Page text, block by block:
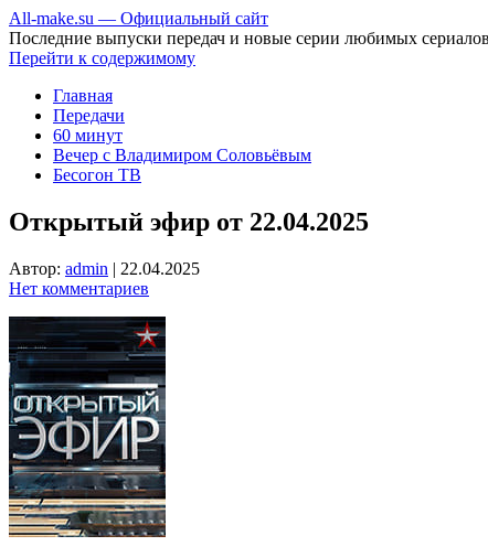
All-make.su — Официальный сайт
Последние выпуски передач и новые серии любимых
Перейти к содержимому
Главная
Передачи
60 минут
Вечер с Владимиром Соловьёвым
Бесогон ТВ
Открытый эфир от 22.04.2025
Автор: admin | 22.04.2025
Нет комментариев